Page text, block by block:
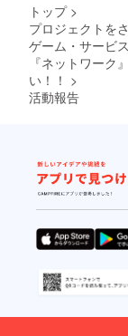
トップ >
プロジェクトを
ゲーム・サービ
『ネットワーク
い！！ >
活動報告